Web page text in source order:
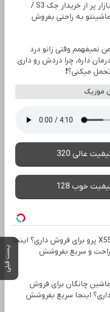
پست قبلی
بازار پر از خریدار جک S3 /
ماشینتو به راحتی بفروش
من نمیفهمم وقتی زانو درد
درمان داره، چرا دردش رو داری
تحمل میکنی؟❗
موزیک
عالی 320
خوب 128
X55 پرو برای فروش داری؟ اینجا
راحت و سریع بفروشش
ماشین چانگان برای فروش
داری؟ اینجا سریع بفروشش